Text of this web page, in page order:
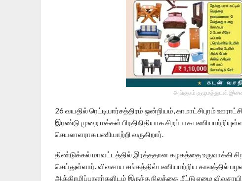
அங்குசம் குழுமத்துடன்
26 வயதில் ரெட்டியார்சத்திரம் ஒன்றியம், காமாட்சிபுரம்
இரண்டு முறை மக்கள் பிரதிநிதியாக சிறப்பாக
செயலாளராக பணியாற்றி வருகிறார்.
திண்டுக்கல் மாவட்டத்தில் இரத்ததான கழகத்தை உருவாக்கி
செய்துள்ளார். விவசாய சங்கத்தில் பணியாற்றிய காலத்தில்
ஆக்கிரமிப்பாளர்களிடம் இருந்த நிலத்தை மீட்டு ஏழை